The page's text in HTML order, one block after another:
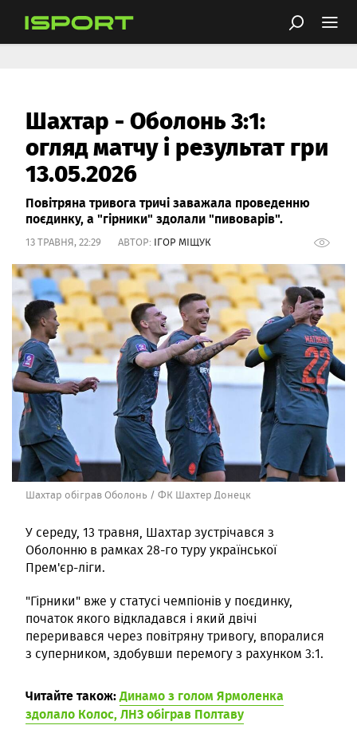
Шахтар - Оболонь 3:1:
огляд матчу і результат гри
13.05.2026
Повітряна тривога тричі заважала проведенню
поєдинку, а "гірники" здолали "пивоварів".
13 ТРАВНЯ, 22:29 АВТОР: ІГОР МІЩУК
Шахтар обіграв Оболонь / ФК Шахтер Донецк
У середу, 13 травня, Шахтар зустрічався з
Оболонню в рамках 28-го туру української
Прем'єр-ліги.
"Гірники" вже у статусі чемпіонів у поєдинку,
початок якого відкладався і який двічі
переривався через повітряну тривогу, впоралися
з суперником, здобувши перемогу з рахунком 3:1.
Читайте також:Динамо з голом Ярмоленка
здолало Колос, ЛНЗ обіграв Полтаву